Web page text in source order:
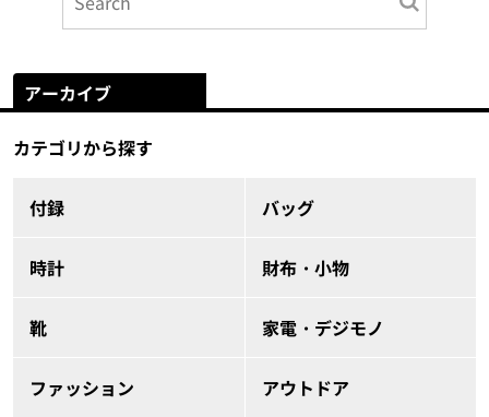
アーカイブ
カテゴリから探す
付録 バッグ
時計 財布・小物
靴 家電・デジモノ
ファッション アウトドア